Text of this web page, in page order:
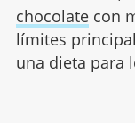
chocolatecon
límites
una dieta para